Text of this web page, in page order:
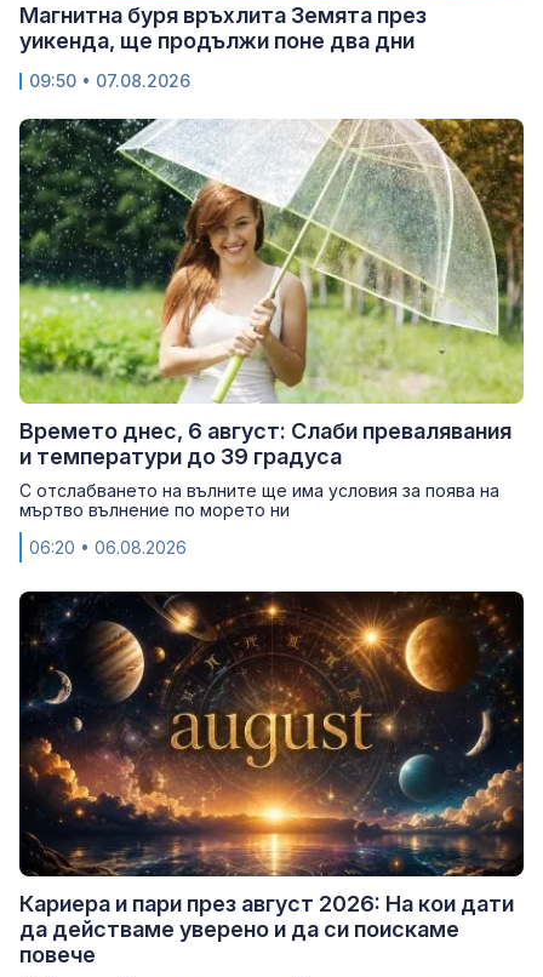
Магнитна буря връхлита Земята през
уикенда, ще продължи поне два дни
09:50 • 07.08.2026
Времето днес, 6 август: Слаби превалявания
и температури до 39 градуса
С отслабването на вълните ще има условия за поява на
мъртво вълнение по морето ни
06:20 • 06.08.2026
Кариера и пари през август 2026: На кои дати
да действаме уверено и да си поискаме
повече